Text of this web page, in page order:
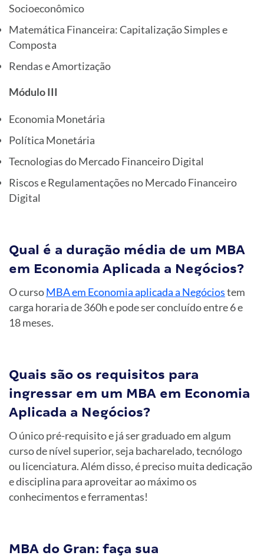
Socioeconômico
Matemática Financeira: Capitalização Simples e
Composta
Rendas e Amortização
Módulo III
Economia Monetária
Política Monetária
Tecnologias do Mercado Financeiro Digital
Riscos e Regulamentações no Mercado Financeiro
Digital
Qual é a duração média de um MBA
em Economia Aplicada a Negócios?
O cursoMBA em Economia aplicada a Negóciostem
carga horaria de 360h e pode ser concluído entre 6 e
18 meses.
Quais são os requisitos para
ingressar em um MBA em Economia
Aplicada a Negócios?
O único pré-requisito e já ser graduado em algum
curso de nível superior, seja bacharelado, tecnólogo
ou licenciatura. Além disso, é preciso muita dedicação
e disciplina para aproveitar ao máximo os
conhecimentos e ferramentas!
MBA do Gran: faça sua